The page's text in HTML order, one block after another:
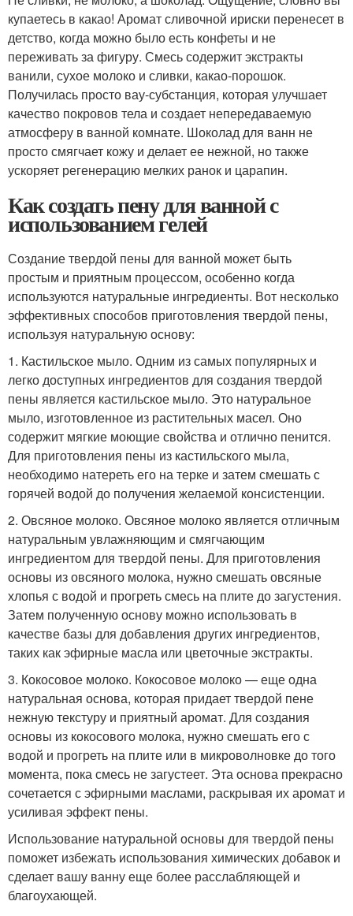
купаетесь в какао! Аромат сливочной ириски перенесет в
детство, когда можно было есть конфеты и не
переживать за фигуру. Смесь содержит экстракты
ванили, сухое молоко и сливки, какао-порошок.
Получилась просто вау-субстанция, которая улучшает
качество покровов тела и создает непередаваемую
атмосферу в ванной комнате. Шоколад для ванн не
просто смягчает кожу и делает ее нежной, но также
ускоряет регенерацию мелких ранок и царапин.
Как создать пену для ванной с
использованием гелей
Создание твердой пены для ванной может быть
простым и приятным процессом, особенно когда
используются натуральные ингредиенты. Вот несколько
эффективных способов приготовления твердой пены,
используя натуральную основу:
1. Кастильское мыло. Одним из самых популярных и
легко доступных ингредиентов для создания твердой
пены является кастильское мыло. Это натуральное
мыло, изготовленное из растительных масел. Оно
содержит мягкие моющие свойства и отлично пенится.
Для приготовления пены из кастильского мыла,
необходимо натереть его на терке и затем смешать с
горячей водой до получения желаемой консистенции.
2. Овсяное молоко. Овсяное молоко является отличным
натуральным увлажняющим и смягчающим
ингредиентом для твердой пены. Для приготовления
основы из овсяного молока, нужно смешать овсяные
хлопья с водой и прогреть смесь на плите до загустения.
Затем полученную основу можно использовать в
качестве базы для добавления других ингредиентов,
таких как эфирные масла или цветочные экстракты.
3. Кокосовое молоко. Кокосовое молоко — еще одна
натуральная основа, которая придает твердой пене
нежную текстуру и приятный аромат. Для создания
основы из кокосового молока, нужно смешать его с
водой и прогреть на плите или в микроволновке до того
момента, пока смесь не загустеет. Эта основа прекрасно
сочетается с эфирными маслами, раскрывая их аромат и
усиливая эффект пены.
Использование натуральной основы для твердой пены
поможет избежать использования химических добавок и
сделает вашу ванну еще более расслабляющей и
благоухающей.